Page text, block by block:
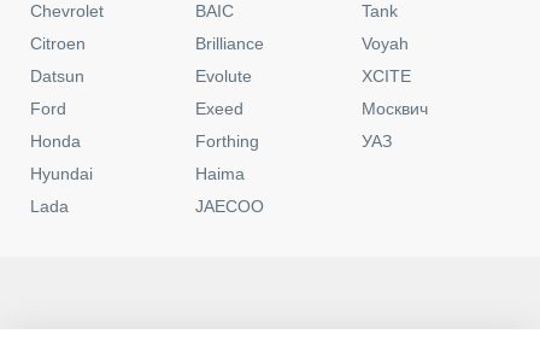
Chevrolet
Citroen
Datsun
Ford
Honda
Hyundai
Lada
BAIC
Brilliance
Evolute
Exeed
Forthing
Haima
JAECOO
Tank
Voyah
XCITE
Москвич
УАЗ